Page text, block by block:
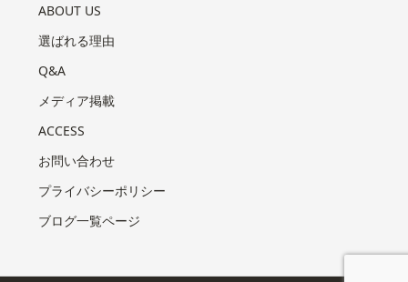
ABOUT US
選ばれる理由
Q&A
メディア掲載
ACCESS
お問い合わせ
プライバシーポリシー
ブログ一覧ページ